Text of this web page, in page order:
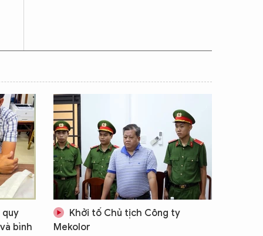
quy
bình
Khởi tố Chủ tịch Công ty
Mekolor